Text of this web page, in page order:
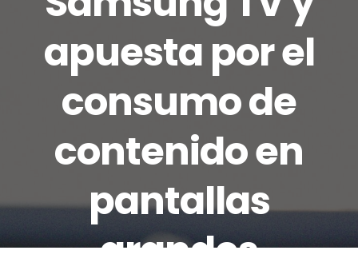
apuesta por el
consumo de
contenido en
pantallas
grandes